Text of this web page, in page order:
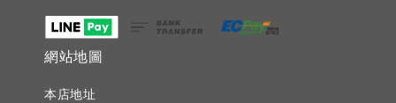
網站地圖
本店地址